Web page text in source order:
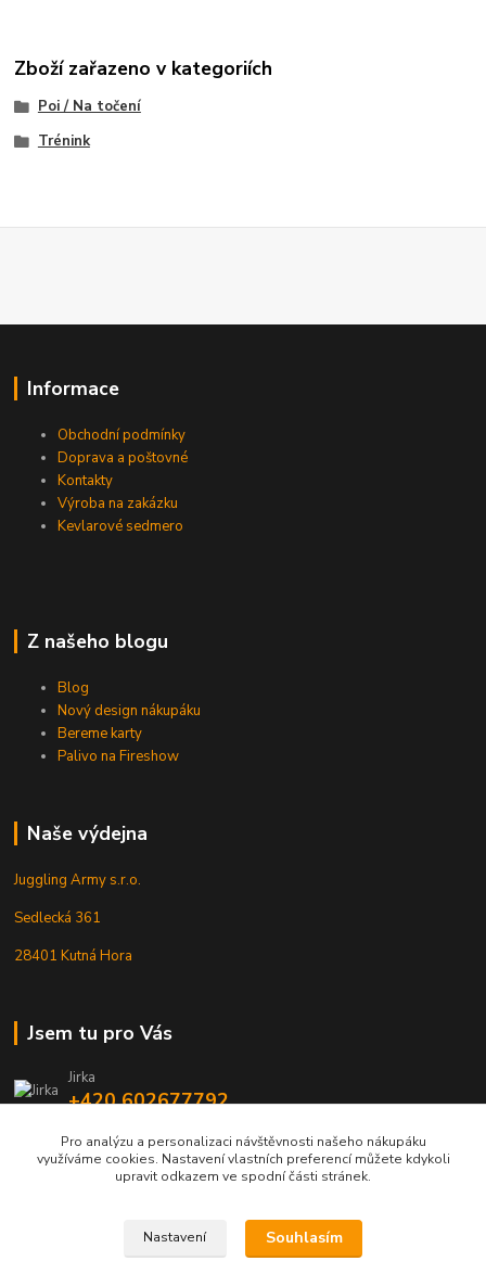
Zboží zařazeno v kategoriích
Poi / Na točení
Trénink
Informace
Obchodní podmínky
Doprava a poštovné
Kontakty
Výroba na zakázku
Kevlarové sedmero
Z našeho blogu
Blog
Nový design nákupáku
Bereme karty
Palivo na Fireshow
Naše výdejna
Juggling Army s.r.o.
Sedlecká 361
28401 Kutná Hora
Jsem tu pro Vás
Jirka
+420 602677792
info@jarmy.cz
Pro analýzu a personalizaci návštěvnosti našeho nákupáku
využíváme cookies. Nastavení vlastních preferencí můžete kdykoli
upravit odkazem ve spodní části stránek.
Nastavení Souhlasím